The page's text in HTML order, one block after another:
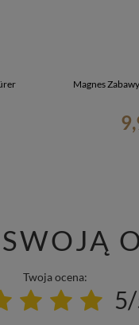
Magnes
Twoja ocena: